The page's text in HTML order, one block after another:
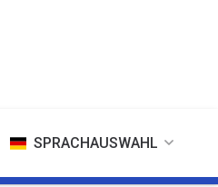
SPRACHAUSWAHL